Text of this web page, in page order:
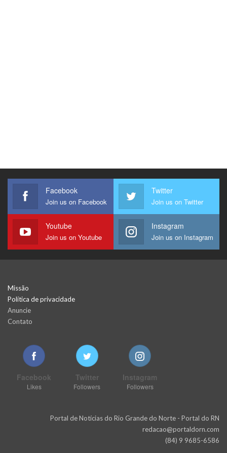
Facebook
Join us on Facebook
Twitter
Join us on Twitter
Youtube
Join us on Youtube
Instagram
Join us on Instagram
Missão
Política de privacidade
Anuncie
Contato
Facebook
Likes
Twitter
Followers
Instagram
Followers
Portal de Notícias do Rio Grande do Norte - Portal do RN
redacao@portaldorn.com
(84) 9 9685-6586